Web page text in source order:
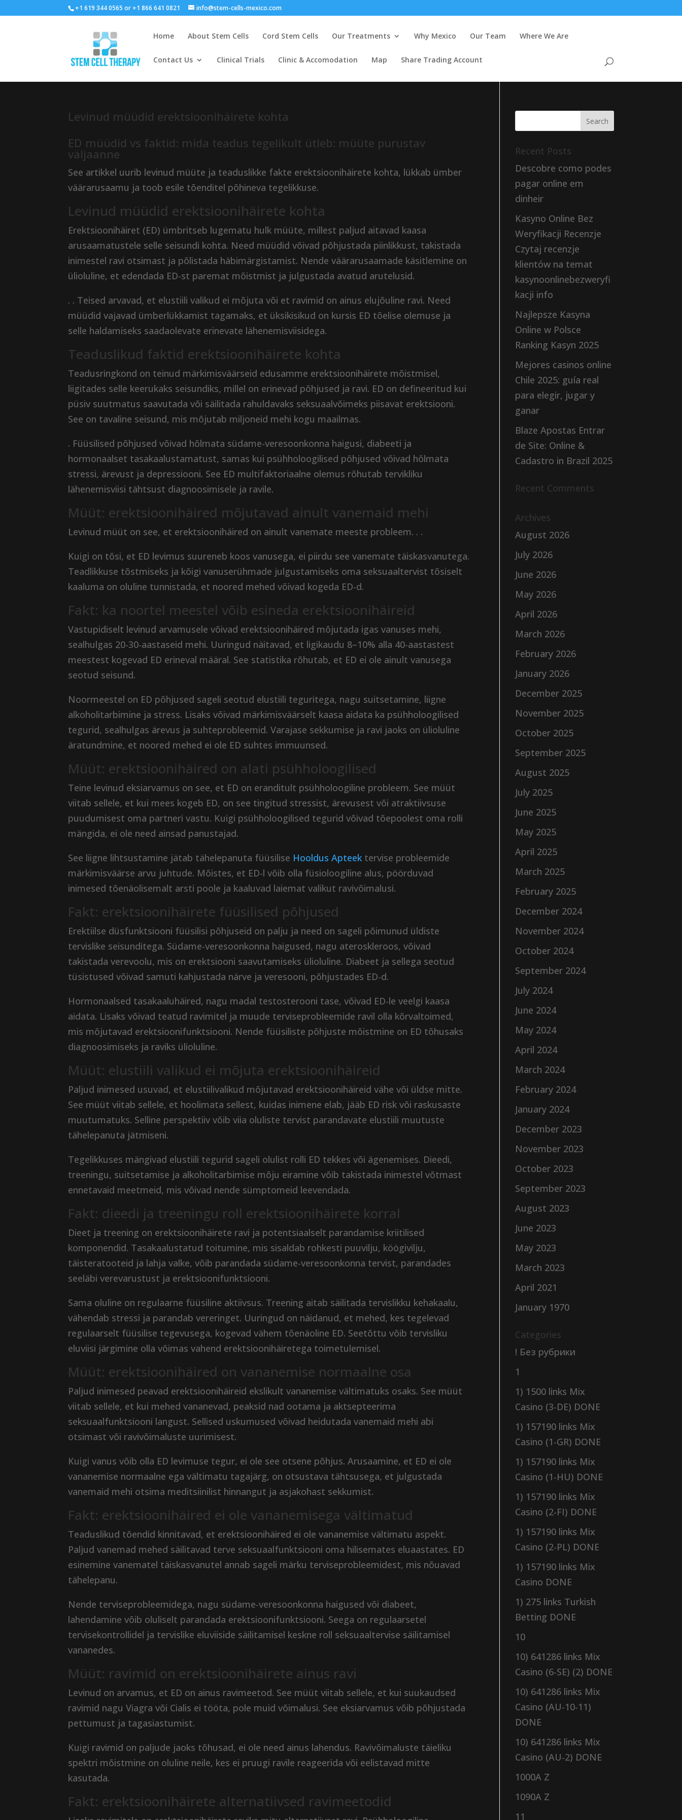
+1 619 344 0565 or +1 866 641 0821 info@stem-cells-mexico.com
Home About Stem Cells Cord Stem Cells Our Treatments Why Mexico Our Team Where We Are
Contact Us Clinical Trials Clinic & Accomodation Map Share Trading Account
Levinud müüdid erektsioonihäirete kohta
ED müüdid vs faktid: mida teadus tegelikult ütleb: müüte purustav
väljaanne
See artikkel uurib levinud müüte ja teaduslikke fakte erektsioonihäirete kohta, lükkab ümber
väärarusaamu ja toob esile tõenditel põhineva tegelikkuse.
Levinud müüdid erektsioonihäirete kohta
Erektsioonihäiret (ED) ümbritseb lugematu hulk müüte, millest paljud aitavad kaasa
arusaamatustele selle seisundi kohta. Need müüdid võivad põhjustada piinlikkust, takistada
inimestel ravi otsimast ja põlistada häbimärgistamist. Nende väärarusaamade käsitlemine on
ülioluline, et edendada ED-st paremat mõistmist ja julgustada avatud arutelusid.
. . Teised arvavad, et elustiili valikud ei mõjuta või et ravimid on ainus elujõuline ravi. Need
müüdid vajavad ümberlükkamist tagamaks, et üksikisikud on kursis ED tõelise olemuse ja
selle haldamiseks saadaolevate erinevate lähenemisviisidega.
Teaduslikud faktid erektsioonihäirete kohta
Teadusringkond on teinud märkimisväärseid edusamme erektsioonihäirete mõistmisel,
liigitades selle keerukaks seisundiks, millel on erinevad põhjused ja ravi. ED on defineeritud kui
püsiv suutmatus saavutada või säilitada rahuldavaks seksuaalvõimeks piisavat erektsiooni.
See on tavaline seisund, mis mõjutab miljoneid mehi kogu maailmas.
. Füüsilised põhjused võivad hõlmata südame-veresoonkonna haigusi, diabeeti ja
hormonaalset tasakaalustamatust, samas kui psühholoogilised põhjused võivad hõlmata
stressi, ärevust ja depressiooni. See ED multifaktoriaalne olemus rõhutab tervikliku
lähenemisviisi tähtsust diagnoosimisele ja ravile.
Müüt: erektsioonihäired mõjutavad ainult vanemaid mehi
Levinud müüt on see, et erektsioonihäired on ainult vanemate meeste probleem. . .
Kuigi on tõsi, et ED levimus suureneb koos vanusega, ei piirdu see vanemate täiskasvanutega.
Teadlikkuse tõstmiseks ja kõigi vanuserühmade julgustamiseks oma seksuaaltervist tõsiselt
kaaluma on oluline tunnistada, et noored mehed võivad kogeda ED-d.
Fakt: ka noortel meestel võib esineda erektsioonihäireid
Vastupidiselt levinud arvamusele võivad erektsioonihäired mõjutada igas vanuses mehi,
sealhulgas 20-30-aastaseid mehi. Uuringud näitavad, et ligikaudu 8–10% alla 40-aastastest
meestest kogevad ED erineval määral. See statistika rõhutab, et ED ei ole ainult vanusega
seotud seisund.
Noormeestel on ED põhjused sageli seotud elustiili teguritega, nagu suitsetamine, liigne
alkoholitarbimine ja stress. Lisaks võivad märkimisväärselt kaasa aidata ka psühholoogilised
tegurid, sealhulgas ärevus ja suhteprobleemid. Varajase sekkumise ja ravi jaoks on ülioluline
äratundmine, et noored mehed ei ole ED suhtes immuunsed.
Müüt: erektsioonihäired on alati psühholoogilised
Teine levinud eksiarvamus on see, et ED on eranditult psühholoogiline probleem. See müüt
viitab sellele, et kui mees kogeb ED, on see tingitud stressist, ärevusest või atraktiivsuse
puudumisest oma partneri vastu. Kuigi psühholoogilised tegurid võivad tõepoolest oma rolli
mängida, ei ole need ainsad panustajad.
See liigne lihtsustamine jätab tähelepanuta füüsilise Hooldus Apteek tervise probleemide
märkimisväärse arvu juhtude. Mõistes, et ED-l võib olla füsioloogiline alus, pöörduvad
inimesed tõenäolisemalt arsti poole ja kaaluvad laiemat valikut ravivõimalusi.
Fakt: erektsioonihäirete füüsilised põhjused
Erektiilse düsfunktsiooni füüsilisi põhjuseid on palju ja need on sageli põimunud üldiste
tervislike seisunditega. Südame-veresoonkonna haigused, nagu ateroskleroos, võivad
takistada verevoolu, mis on erektsiooni saavutamiseks ülioluline. Diabeet ja sellega seotud
tüsistused võivad samuti kahjustada närve ja veresooni, põhjustades ED-d.
Hormonaalsed tasakaaluhäired, nagu madal testosterooni tase, võivad ED-le veelgi kaasa
aidata. Lisaks võivad teatud ravimitel ja muude terviseprobleemide ravil olla kõrvaltoimed,
mis mõjutavad erektsioonifunktsiooni. Nende füüsiliste põhjuste mõistmine on ED tõhusaks
diagnoosimiseks ja raviks ülioluline.
Müüt: elustiili valikud ei mõjuta erektsioonihäireid
Paljud inimesed usuvad, et elustiilivalikud mõjutavad erektsioonihäireid vähe või üldse mitte.
See müüt viitab sellele, et hoolimata sellest, kuidas inimene elab, jääb ED risk või raskusaste
muutumatuks. Selline perspektiiv võib viia oluliste tervist parandavate elustiili muutuste
tähelepanuta jätmiseni.
Tegelikkuses mängivad elustiili tegurid sageli olulist rolli ED tekkes või ägenemises. Dieedi,
treeningu, suitsetamise ja alkoholitarbimise mõju eiramine võib takistada inimestel võtmast
ennetavaid meetmeid, mis võivad nende sümptomeid leevendada.
Fakt: dieedi ja treeningu roll erektsioonihäirete korral
Dieet ja treening on erektsioonihäirete ravi ja potentsiaalselt parandamise kriitilised
komponendid. Tasakaalustatud toitumine, mis sisaldab rohkesti puuvilju, köögivilju,
täisteratooteid ja lahja valke, võib parandada südame-veresoonkonna tervist, parandades
seeläbi verevarustust ja erektsioonifunktsiooni.
Sama oluline on regulaarne füüsiline aktiivsus. Treening aitab säilitada tervislikku kehakaalu,
vähendab stressi ja parandab vereringet. Uuringud on näidanud, et mehed, kes tegelevad
regulaarselt füüsilise tegevusega, kogevad vähem tõenäoline ED. Seetõttu võib tervisliku
eluviisi järgimine olla võimas vahend erektsioonihäiretega toimetulemisel.
Müüt: erektsioonihäired on vananemise normaalne osa
Paljud inimesed peavad erektsioonihäireid ekslikult vananemise vältimatuks osaks. See müüt
viitab sellele, et kui mehed vananevad, peaksid nad ootama ja aktsepteerima
seksuaalfunktsiooni langust. Sellised uskumused võivad heidutada vanemaid mehi abi
otsimast või ravivõimaluste uurimisest.
Kuigi vanus võib olla ED levimuse tegur, ei ole see otsene põhjus. Arusaamine, et ED ei ole
vananemise normaalne ega vältimatu tagajärg, on otsustava tähtsusega, et julgustada
vanemaid mehi otsima meditsiinilist hinnangut ja asjakohast sekkumist.
Fakt: erektsioonihäired ei ole vananemisega vältimatud
Teaduslikud tõendid kinnitavad, et erektsioonihäired ei ole vananemise vältimatu aspekt.
Paljud vanemad mehed säilitavad terve seksuaalfunktsiooni oma hilisemates eluaastates. ED
esinemine vanematel täiskasvanutel annab sageli märku terviseprobleemidest, mis nõuavad
tähelepanu.
Nende terviseprobleemidega, nagu südame-veresoonkonna haigused või diabeet,
lahendamine võib oluliselt parandada erektsioonifunktsiooni. Seega on regulaarsetel
tervisekontrollidel ja tervislike eluviiside säilitamisel keskne roll seksuaaltervise säilitamisel
vananedes.
Müüt: ravimid on erektsioonihäirete ainus ravi
Levinud on arvamus, et ED on ainus ravimeetod. See müüt viitab sellele, et kui suukaudsed
ravimid nagu Viagra või Cialis ei tööta, pole muid võimalusi. See eksiarvamus võib põhjustada
pettumust ja tagasiastumist.
Kuigi ravimid on paljude jaoks tõhusad, ei ole need ainus lahendus. Ravivõimaluste täieliku
spektri mõistmine on oluline neile, kes ei pruugi ravile reageerida või eelistavad mitte
kasutada.
Fakt: erektsioonihäirete alternatiivsed ravimeetodid
Recent Posts
Descobre como podes
pagar online em
dinheir
Kasyno Online Bez
Weryfikacji Recenzje
Czytaj recenzje
klientów na temat
kasynoonlinebezweryfi
kacji info
Najlepsze Kasyna
Online w Polsce
Ranking Kasyn 2025
Mejores casinos online
Chile 2025: guía real
para elegir, jugar y
ganar
Blaze Apostas Entrar
de Site: Online &
Cadastro in Brazil 2025
Recent Comments
Archives
August 2026
July 2026
June 2026
May 2026
April 2026
March 2026
February 2026
January 2026
December 2025
November 2025
October 2025
September 2025
August 2025
July 2025
June 2025
May 2025
April 2025
March 2025
February 2025
December 2024
November 2024
October 2024
September 2024
July 2024
June 2024
May 2024
April 2024
March 2024
February 2024
January 2024
December 2023
November 2023
October 2023
September 2023
August 2023
June 2023
May 2023
March 2023
April 2021
January 1970
Categories
! Без рубрики
1
1) 1500 links Mix
Casino (3-DE) DONE
1) 157190 links Mix
Casino (1-GR) DONE
1) 157190 links Mix
Casino (1-HU) DONE
1) 157190 links Mix
Casino (2-FI) DONE
1) 157190 links Mix
Casino (2-PL) DONE
1) 157190 links Mix
Casino DONE
1) 275 links Turkish
Betting DONE
10
10) 641286 links Mix
Casino (6-SE) (2) DONE
10) 641286 links Mix
Casino (AU-10-11)
DONE
10) 641286 links Mix
Casino (AU-2) DONE
1000A Z
1090A Z
11